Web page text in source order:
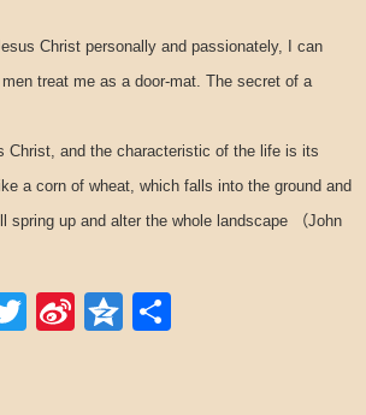
Christ personally and passionately, I can
treat me as a door-mat. The secret of a
Christ, and the characteristic of the life is its
a corn of wheat, which falls into the ground and
spring up and alter the whole landscape
（John
Twitter
SinaQzone